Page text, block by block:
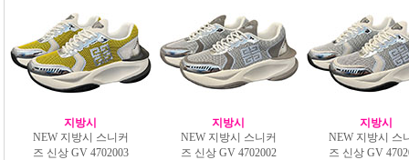
지방시
NEW 지방시 스니커
즈 신상 GV 4702003
지방시
NEW 지방시 스니커
즈 신상 GV 4702002
지방시
NEW 지방시 스
즈 신상 GV